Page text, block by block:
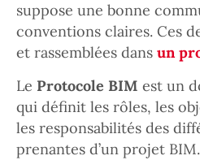
suppose une bonne
conventions claires. Ces
et rassemblées dans un
Le Protocole BIM est un
qui définit les rôles, les
les responsabilités des
prenantes d’un projet